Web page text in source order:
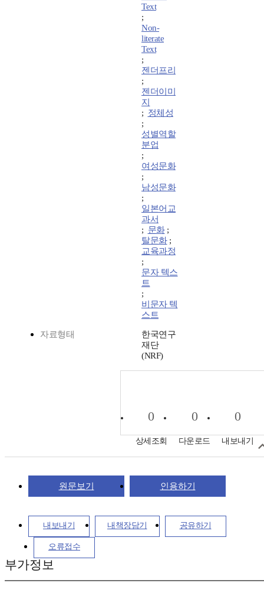
Text
;
Non-
literate
Text
;
젠더프리
;
젠더이미
지
; 정체성
;
성별역할
분업
;
여성문화
;
남성문화
;
일본어교
과서
; 문화;
탈문화;
교육과정
;
문자 텍스
트
;
비문자 텍
스트
자료형태
한국연구
재단
(NRF)
0
상세조회
0
다운로드
0
내보내기
원문보기 인용하기
내보내기 내책장담기 공유하기
오류접수
부가정보